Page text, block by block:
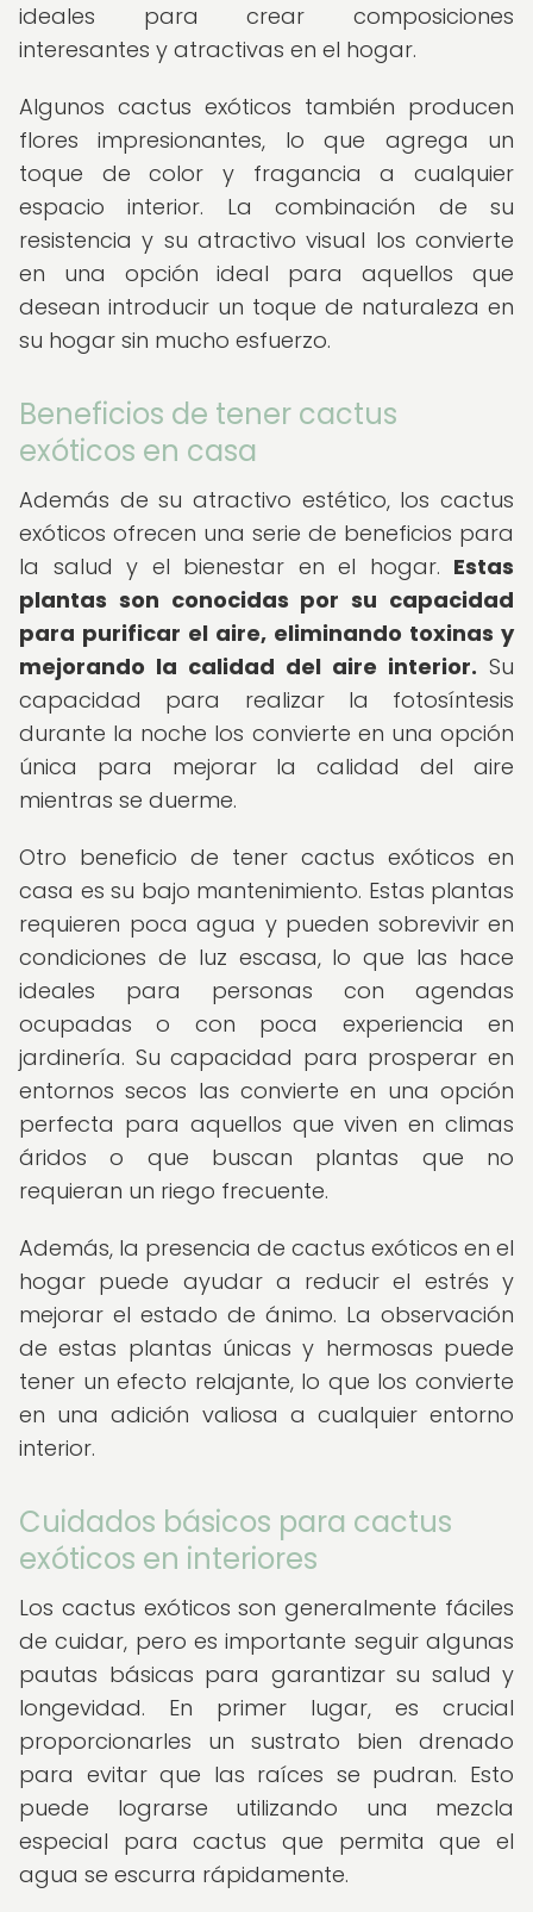
ideales para crear composiciones
interesantes y atractivas en el hogar.
Algunos cactus exóticos también producen
flores impresionantes, lo que agrega un
toque de color y fragancia a cualquier
espacio interior. La combinación de su
resistencia y su atractivo visual los convierte
en una opción ideal para aquellos que
desean introducir un toque de naturaleza en
su hogar sin mucho esfuerzo.
Beneficios de tener cactus
exóticos en casa
Además de su atractivo estético, los cactus
exóticos ofrecen una serie de beneficios para
la salud y el bienestar en el hogar. Estas
plantas son conocidas por su capacidad
para purificar el aire, eliminando toxinas y
mejorando la calidad del aire interior. Su
capacidad para realizar la fotosíntesis
durante la noche los convierte en una opción
única para mejorar la calidad del aire
mientras se duerme.
Otro beneficio de tener cactus exóticos en
casa es su bajo mantenimiento. Estas plantas
requieren poca agua y pueden sobrevivir en
condiciones de luz escasa, lo que las hace
ideales para personas con agendas
ocupadas o con poca experiencia en
jardinería. Su capacidad para prosperar en
entornos secos las convierte en una opción
perfecta para aquellos que viven en climas
áridos o que buscan plantas que no
requieran un riego frecuente.
Además, la presencia de cactus exóticos en el
hogar puede ayudar a reducir el estrés y
mejorar el estado de ánimo. La observación
de estas plantas únicas y hermosas puede
tener un efecto relajante, lo que los convierte
en una adición valiosa a cualquier entorno
interior.
Cuidados básicos para cactus
exóticos en interiores
Los cactus exóticos son generalmente fáciles
de cuidar, pero es importante seguir algunas
pautas básicas para garantizar su salud y
longevidad. En primer lugar, es crucial
proporcionarles un sustrato bien drenado
para evitar que las raíces se pudran. Esto
puede lograrse utilizando una mezcla
especial para cactus que permita que el
agua se escurra rápidamente.